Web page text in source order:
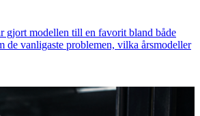
gjort modellen till en favorit bland både
de vanligaste problemen, vilka årsmodeller